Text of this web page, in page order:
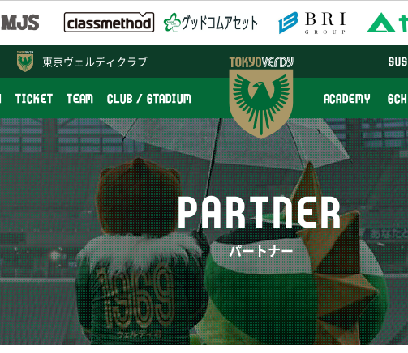
東京ヴェルディクラブ
TICKET TEAM CLUB / STADIUM ACADEMY
PARTNER
パートナー